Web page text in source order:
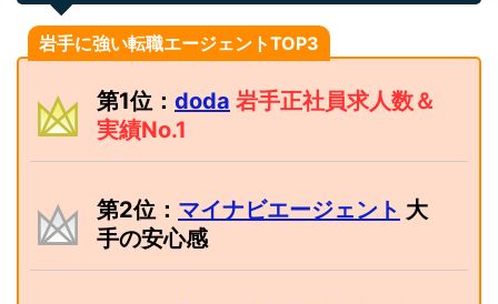
岩手に強い転職エージェントTOP3
第1位： doda 岩手正社員求人数＆
実績No.1
第2位： マイナビエージェント 大
手の安心感